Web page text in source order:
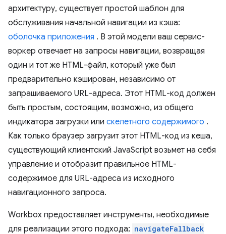
архитектуру, существует простой шаблон для
обслуживания начальной навигации из кэша:
оболочка приложения . В этой модели ваш сервис-
воркер отвечает на запросы навигации, возвращая
один и тот же HTML-файл, который уже был
предварительно кэширован, независимо от
запрашиваемого URL-адреса. Этот HTML-код должен
быть простым, состоящим, возможно, из общего
индикатора загрузки или скелетного содержимого .
Как только браузер загрузит этот HTML-код из кеша,
существующий клиентский JavaScript возьмет на себя
управление и отобразит правильное HTML-
содержимое для URL-адреса из исходного
навигационного запроса.
Workbox предоставляет инструменты, необходимые
для реализации этого подхода; navigateFallback